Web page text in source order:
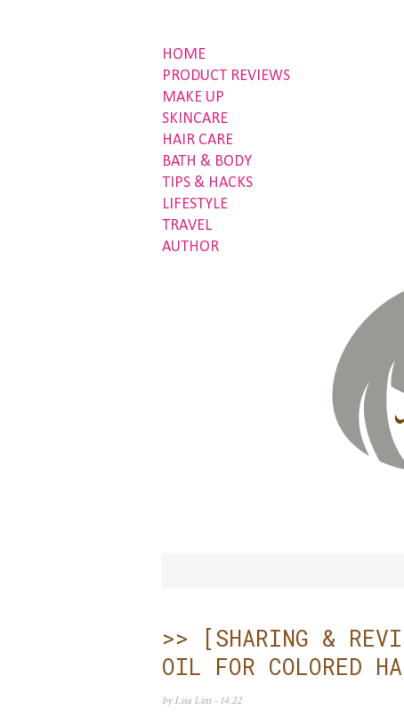
HOME
PRODUCT REVIEWS
MAKE UP
SKINCARE
HAIR CARE
BATH & BODY
TIPS & HACKS
LIFESTYLE
TRAVEL
AUTHOR
>> [SHARING &
OIL FOR COLORED
by Lisa Lim - 14.22